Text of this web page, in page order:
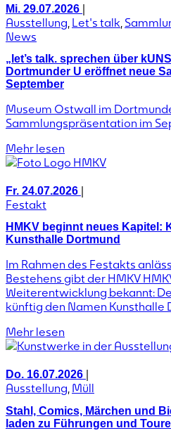
Mi. 29.07.2026 |
Ausstellung Let's talk
News
„let’s talk. sprechen über
Dortmunder U eröffnet neue
September
Museum Ostwall im
Sammlungspräsentation im
Mehr lesen
Fr. 24.07.2026 |
Festakt
HMKV beginnt neues Kapitel:
Kunsthalle Dortmund
Im Rahmen des Festakts
Bestehens gibt der HMKV
Weiterentwicklung bekannt:
künftig den Namen Kunsthalle
Mehr lesen
Do. 16.07.2026 |
Ausstellung, Müll
Stahl, Comics, Märchen und
laden zu Führungen und